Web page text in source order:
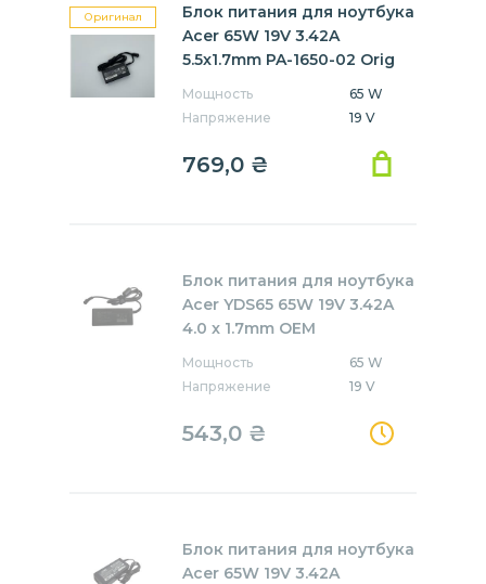
Оригинал
Блок питания для ноутбука
Acer 65W 19V 3.42A
5.5x1.7mm PA-1650-02 Orig
Мощность
65 W
Напряжение
19 V
769,0 ₴
Блок питания для ноутбука
Acer YDS65 65W 19V 3.42A
4.0 x 1.7mm OEM
Мощность
65 W
Напряжение
19 V
543,0 ₴
Блок питания для ноутбука
Acer 65W 19V 3.42A